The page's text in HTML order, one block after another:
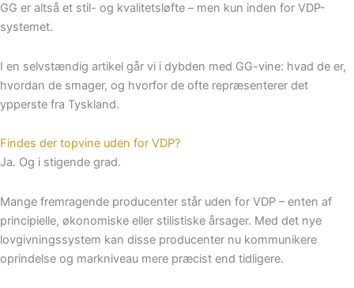
GG er altså et stil- og kvalitetsløfte – men kun inden for VDP-
systemet.
I en selvstændig artikel går vi i dybden med GG-vine: hvad de er,
hvordan de smager, og hvorfor de ofte repræsenterer det
ypperste fra Tyskland.
Findes der topvine uden for VDP?
Ja. Og i stigende grad.
Mange fremragende producenter står uden for VDP – enten af
principielle, økonomiske eller stilistiske årsager. Med det nye
lovgivningssystem kan disse producenter nu kommunikere
oprindelse og markniveau mere præcist end tidligere.